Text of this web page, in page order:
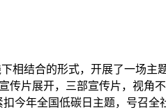
相结合的形式，开展了一场
传片展开，三部宣传片，视
今年全国低碳日主题，号召